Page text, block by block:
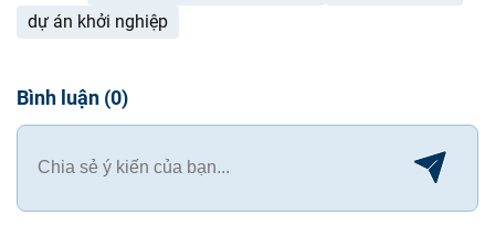
dự án khởi nghiệp
Bình luận (0)